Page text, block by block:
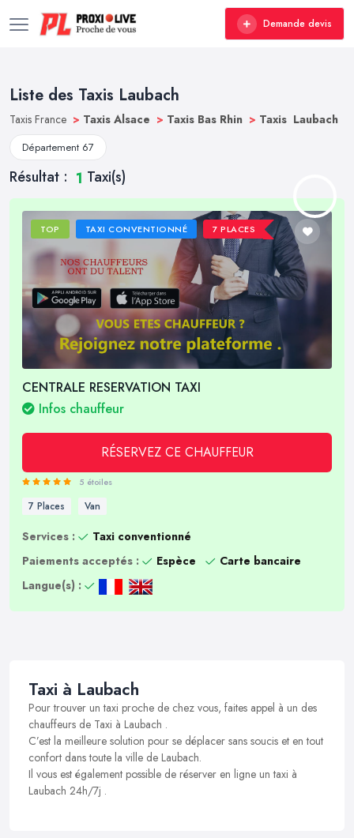
Demande devis
Liste des Taxis Laubach
Taxis France > Taxis Alsace > Taxis Bas Rhin > Taxis Laubach
Département 67
Résultat : 1 Taxi(s)
TOP TAXI CONVENTIONNÉ 7 PLACES
CENTRALE RESERVATION TAXI
Infos chauffeur
RÉSERVEZ CE CHAUFFEUR
5 étoiles
7 Places Van
Services :
Taxi conventionné
Paiements acceptés :
Espèce
Carte bancaire
Langue(s) :
Taxi à Laubach
Pour trouver un taxi proche de chez vous, faites appel à un des
chauffeurs de Taxi à Laubach .
C’est la meilleure solution pour se déplacer sans soucis et en tout
confort dans toute la ville de Laubach.
Il vous est également possible de réserver en ligne un taxi à
Laubach 24h/7j .